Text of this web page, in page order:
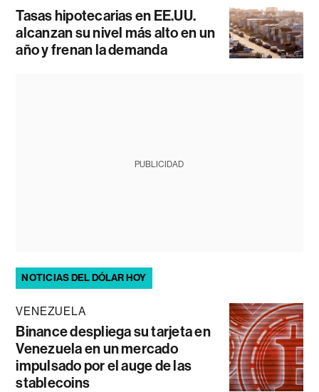
Tasas hipotecarias en EE.UU.
alcanzan su nivel más alto en un
año y frenan la demanda
PUBLICIDAD
NOTICIAS DEL DÓLAR HOY
VENEZUELA
Binance despliega su tarjeta en
Venezuela en un mercado
impulsado por el auge de las
stablecoins